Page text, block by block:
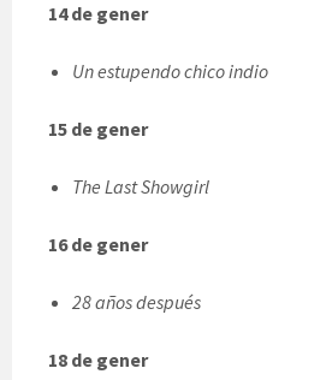
14 de gener
Un estupendo chico indio
15 de gener
The Last Showgirl
16 de gener
28 años después
18 de gener